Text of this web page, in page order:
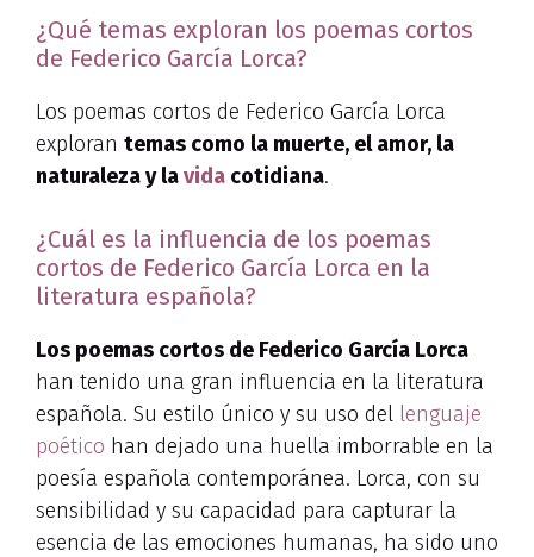
¿Qué temas exploran los poemas cortos
de Federico García Lorca?
Los poemas cortos de Federico García Lorca
exploran temas como la muerte, el amor, la
naturaleza y lavida cotidiana.
¿Cuál es la influencia de los poemas
cortos de Federico García Lorca en la
literatura española?
Los poemas cortos de Federico García Lorca
han tenido una gran influencia en la literatura
española. Su estilo único y su uso del lenguaje
poético han dejado una huella imborrable en la
poesía española contemporánea. Lorca, con su
sensibilidad y su capacidad para capturar la
esencia de las emociones humanas, ha sido uno